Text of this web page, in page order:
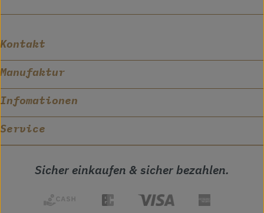
Kontakt
Manufaktur
Infomationen
Service
Sicher einkaufen & sicher bezahlen.